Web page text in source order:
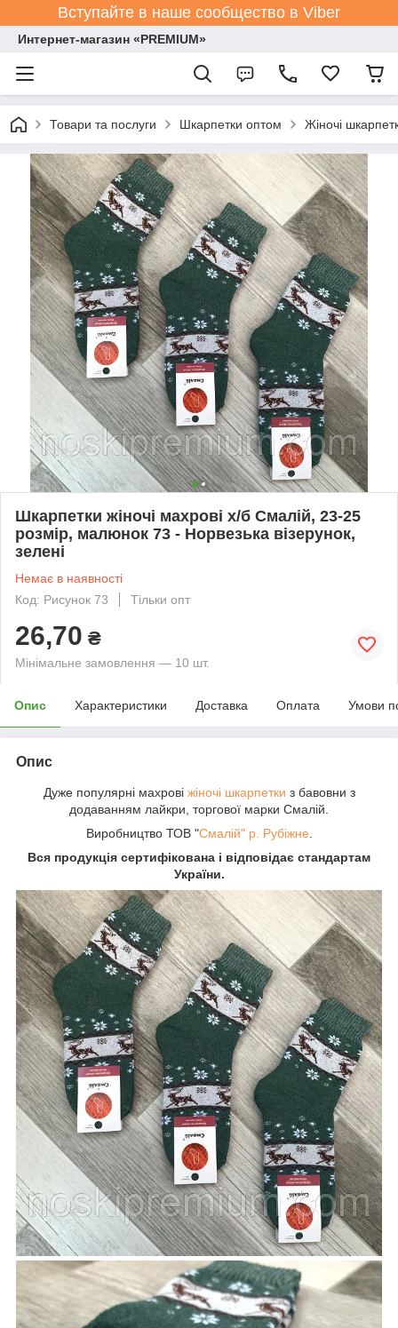
Вступайте в наше сообщество в Viber
Интернет-магазин «PREMIUM»
Товари та послуги Шкарпетки оптом Жіночі
Шкарпетки жіночі махрові х/б Смалій, 23-25
розмір, малюнок 73 - Норвезька візерунок,
зелені
Немає в наявності
Код: Рисунок 73
Тільки опт
26,70 ₴
Мінімальне замовлення — 10 шт.
Опис Характеристики Доставка Оплата Умови
Опис
Дуже популярні махрові жіночі шкарпетки з бавовни з
додаванням лайкри, торгової марки Смалій.
Виробництво ТОВ "Смалій" р. Рубіжне
Вся продукція сертифікована і відповідає стандартам
України.